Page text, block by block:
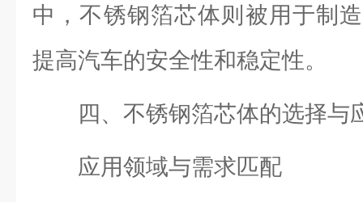
中，不锈钢箔芯体则被用于制
提高汽车的安全性和稳定性。
四、不锈钢箔芯体的选择与
应用领域与需求匹配